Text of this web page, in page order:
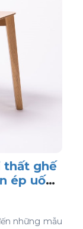
thất ghế
ép uốn
những mẫu